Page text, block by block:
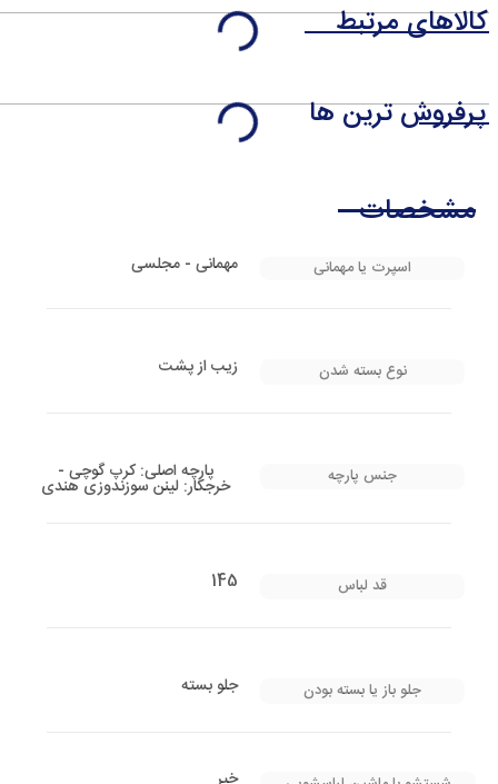
کالاهای مرتبط
پرفروش ترین ها
مشخصات
اسپرت یا مهمانی مهمانی - مجلسی
نوع بسته شدن زیب از پشت
جنس پارچه پارچه اصلی: کرپ گوچی -
خرجکار: لینن سوزندوزی هندی
قد لباس 145
جلو باز یا بسته بودن جلو بسته